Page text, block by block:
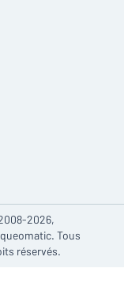
2026,
Tous
réservés.